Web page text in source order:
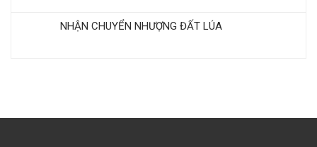
NHẬN CHUYỂN NHƯỢNG ĐẤT LÚA